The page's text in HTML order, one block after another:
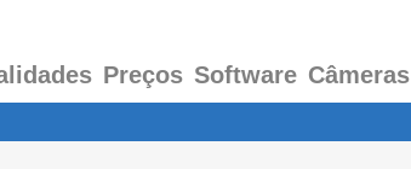
Preços Software Câmeras